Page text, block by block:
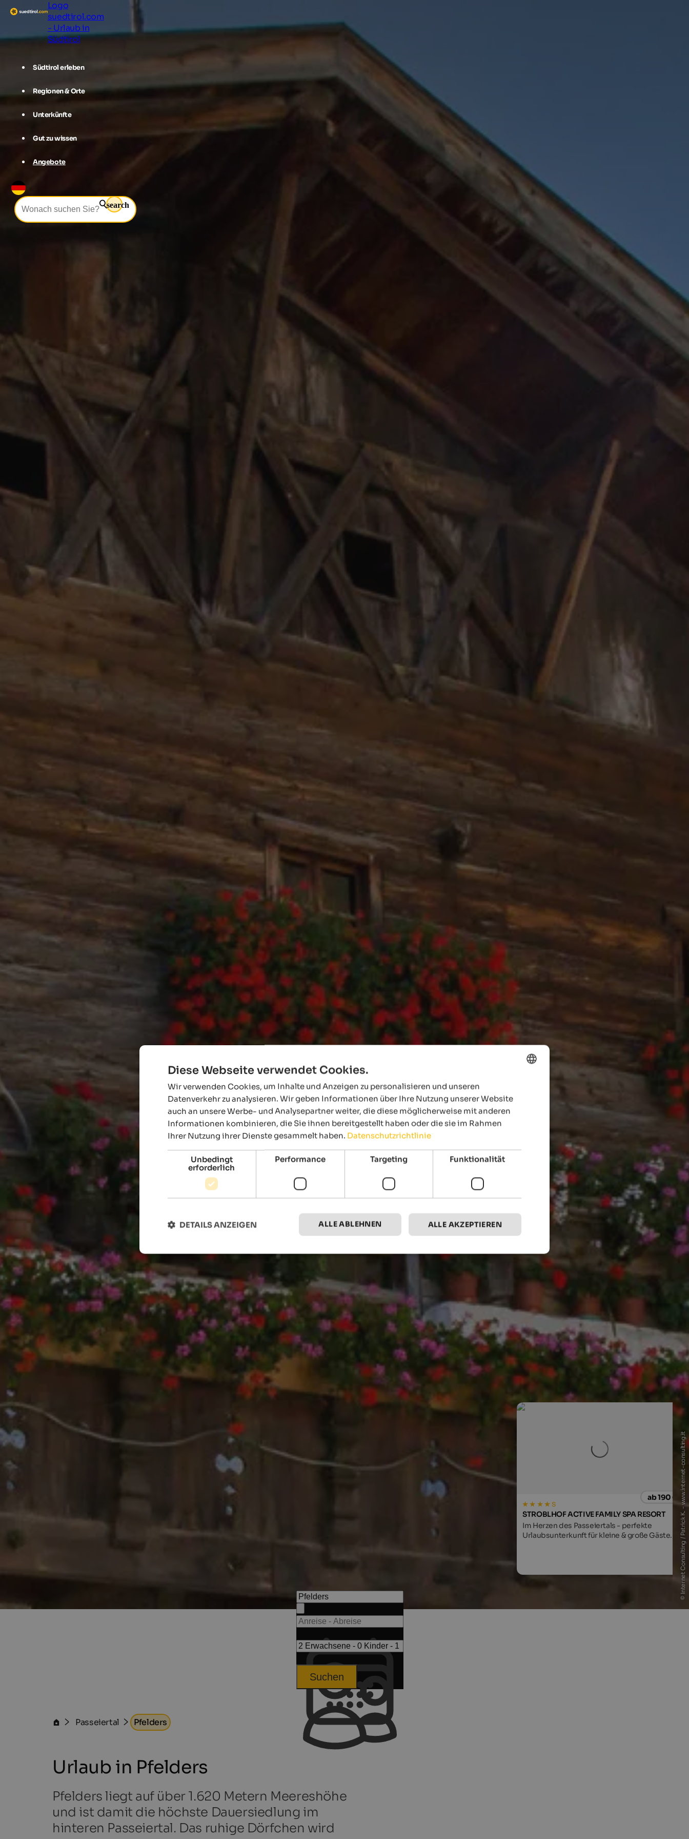
Logo
suedtirol.com
- Urlaub in
Südtirol
Südtirol erleben
Regionen & Orte
Unterkünfte
Gut zu wissen
Angebote
search
s
ab 190 €
STROBLHOF ACTIVE FAMILY SPA RESORT
Im Herzen des Passeiertals - perfekte
Urlaubsunterkunft für kleine & große Gäste.
© Internet Consulting / Patrick K. - www.internet-consulting.it
Suchen
Passeiertal Pfelders
Urlaub in Pfelders
Pfelders liegt auf über 1.620 Metern Meereshöhe
und ist damit die höchste Dauersiedlung im
hinteren Passeiertal. Das ruhige Dörfchen wird
GERMAN
Diese Webseite verwendet Cookies.
Wir verwenden Cookies, um Inhalte und Anzeigen zu personalisieren und unseren
Datenverkehr zu analysieren. Wir geben Informationen über Ihre Nutzung unserer Website
auch an unsere Werbe- und Analysepartner weiter, die diese möglicherweise mit anderen
Informationen kombinieren, die Sie ihnen bereitgestellt haben oder die sie im Rahmen
Ihrer Nutzung ihrer Dienste gesammelt haben. Datenschutzrichtlinie
Unbedingt
erforderlich
Performance Targeting Funktionalität
ALLE AKZEPTIEREN
ALLE ABLEHNEN
DETAILS ANZEIGEN